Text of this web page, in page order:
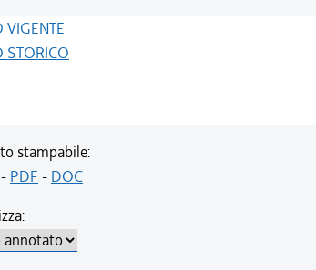
VIGENTE
STORICO
stampabile:
- PDF - DOC